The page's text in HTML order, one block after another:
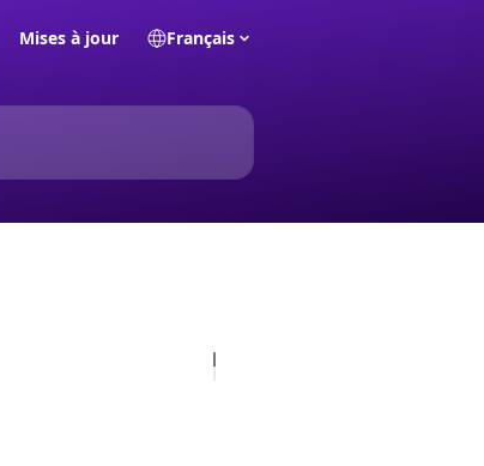
Mises à jour Français